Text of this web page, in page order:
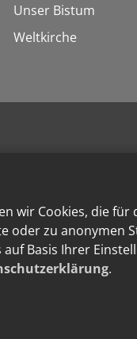
wir Cookies, die
zu anonymen
Basis Ihrer
.
Unser Bistum
Weltkirche